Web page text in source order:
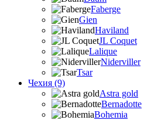
Faberge
Gien
Haviland
JL Coquet
Lalique
Niderviller
Tsar
Чехия (9)
Astra gold
Bernadotte
Bohemia